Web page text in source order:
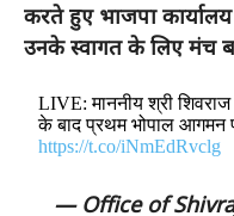
करते हुए भाजपा
उनके स्वागत के लिए मंच
LIVE: माननीय श्री
के बाद प्रथम भोपाल आगमन
https://t.co/iNmEdRvclg
— Office of